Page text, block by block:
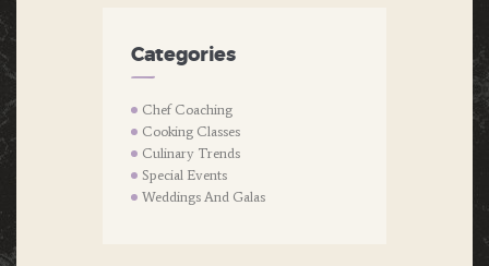
Categories
Chef Coaching
Cooking Classes
Culinary Trends
Special Events
Weddings And Galas